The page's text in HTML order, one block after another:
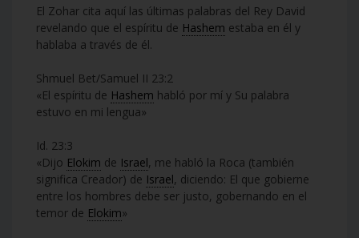
El Zohar cita aquí las últimas palabras del Rey David
revelando que el espíritu de Hashem estaba en él y
hablaba a través de él.
Shmuel Bet/Samuel II 23:2
«El espíritu de Hashem habló por mí y Su palabra
estuvo en mi lengua»
Id. 23:3
«Dijo Elokim de Israel, me habló la Roca (también
significa Creador) de Israel, diciendo: El que gobierne
entre los hombres debe ser justo, gobernando en el
temor de Elokim»